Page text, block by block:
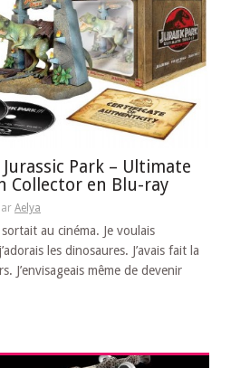
Park – Ultimate
Collector en Blu-ray
Aelya
au cinéma. Je voulais
les dinosaures. J’avais fait la
J’envisageais même de devenir